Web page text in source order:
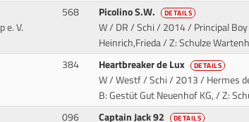
e. V.
568 Picolino S.W. DETAILS
W / DR / Schi / 2014 / Principal
Heinrich,Frieda / Z: Schulze
384 Heartbreaker de Lux DETAILS
W / Westf / Schi / 2013 / Hermes
B: Gestüt Gut Neuenhof KG, / Z:
096 Captain Jack 92 DETAILS